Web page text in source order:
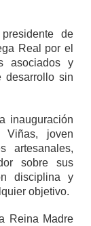
de
Real por el
asociados y
desarrollo sin
inauguración
Viñas, joven
artesanales,
sobre sus
disciplina y
objetivo.
Reina Madre